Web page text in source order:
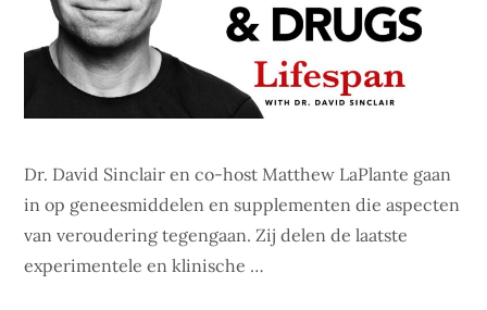
Dr. David Sinclair en co-host Matthew LaPlante gaan
in op geneesmiddelen en supplementen die aspecten
van veroudering tegengaan. Zij delen de laatste
experimentele en klinische …